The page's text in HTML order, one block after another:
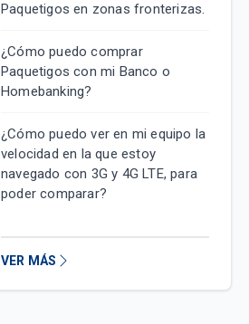
Paquetigos en zonas fronterizas.
¿Cómo puedo comprar
Paquetigos con mi Banco o
Homebanking?
¿Cómo puedo ver en mi equipo la
velocidad en la que estoy
navegado con 3G y 4G LTE, para
poder comparar?
VER MÁS